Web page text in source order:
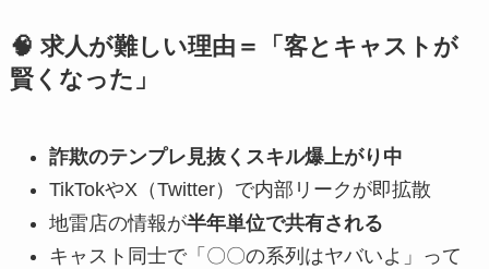
🧠 求人が難しい理由＝「客とキャストが
賢くなった」
詐欺のテンプレ見抜くスキル爆上がり中
TikTokやX（Twitter）で内部リークが即拡散
地雷店の情報が半年単位で共有される
キャスト同士で「〇〇の系列はヤバいよ」って